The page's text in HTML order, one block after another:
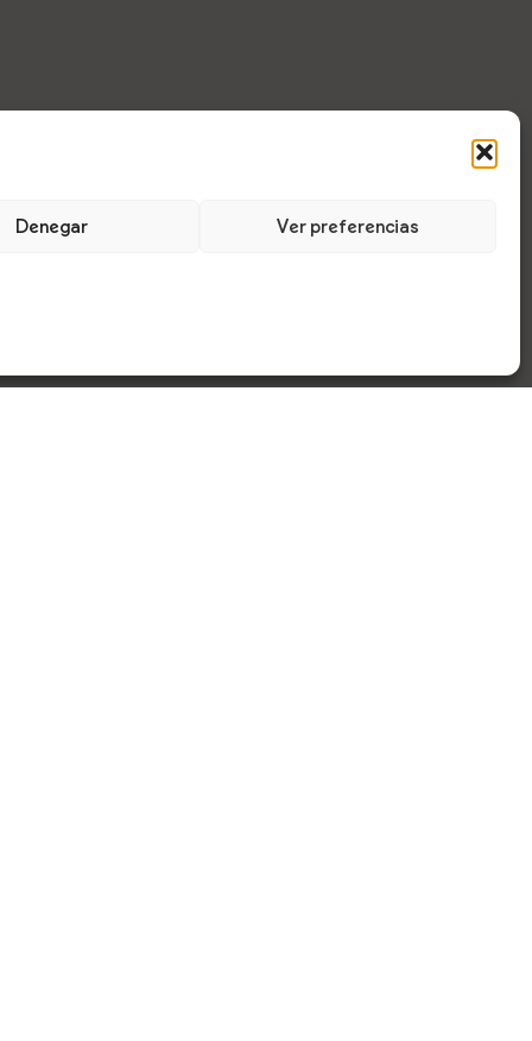
Denegar Ver preferencias